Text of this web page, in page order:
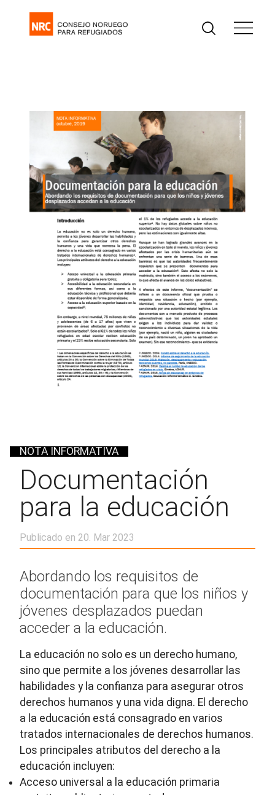
NOTA INFORMATIVA
Documentación
para la educación
Publicado en 20. Mar 2023
Abordando los requisitos de
documentación para que los niños y
jóvenes desplazados puedan
acceder a la educación.
La educación no solo es un derecho humano,
sino que permite a los jóvenes desarrollar las
habilidades y la confianza para asegurar otros
derechos humanos y una vida digna. El derecho
a la educación está consagrado en varios
tratados internacionales de derechos humanos.
Los principales atributos del derecho a la
educación incluyen:
Acceso universal a la educación primaria